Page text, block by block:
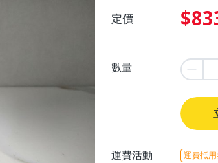
定價
數量
運費活動 運費抵